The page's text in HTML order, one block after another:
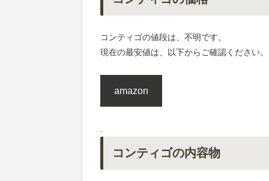
コンティゴの値段は、不明です。
現在の最安値は、以下からご確認ください。
amazon
.
コンティゴの内容物